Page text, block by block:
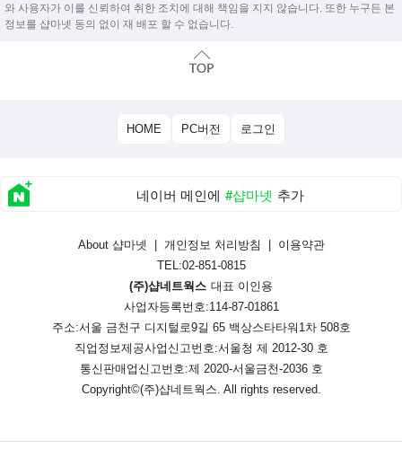
와 사용자가 이를 신뢰하여 취한 조치에 대해 책임을 지지 않습니다. 또한 누구든 본
정보를 샵마넷 동의 없이 재 배포 할 수 없습니다.
HOME PC버전 로그인
네이버 메인에 #샵마넷 추가
About 샵마넷 개인정보 처리방침
이용약관
TEL:02-851-0815
(주)샵네트웍스 대표 이인용
사업자등록번호:114-87-01861
주소:서울 금천구 디지털로9길 65 백상스타타워1차 508호
직업정보제공사업신고번호:서울청 제 2012-30 호
통신판매업신고번호:제 2020-서울금천-2036 호
Copyright©(주)샵네트웍스. All rights reserved.